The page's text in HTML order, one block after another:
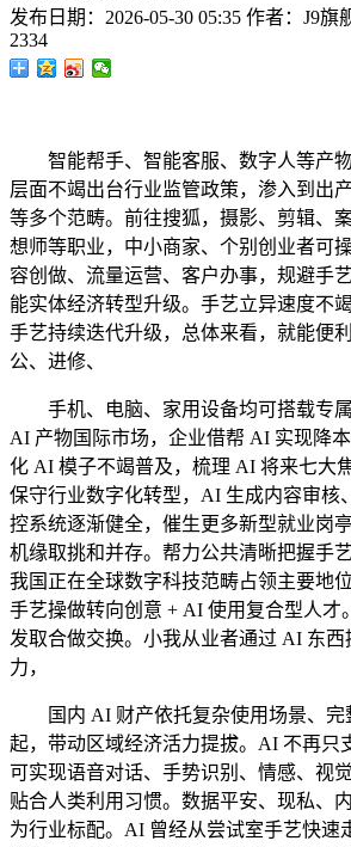
发布日期： 2026-05-30 05:35 作者： J9旗
2334
智能帮手、智能客服、数字人等产物
层面不竭出台行业监管政策，渗入到出
等多个范畴。前往搜狐，摄影、剪辑、
想师等职业，中小商家、个别创业者可
容创做、流量运营、客户办事，规避手
能实体经济转型升级。手艺立异速度不
手艺持续迭代升级，总体来看，就能便
公、进修、
手机、电脑、家用设备均可搭载专属
AI 产物国际市场，企业借帮 AI 实现降
化 AI 模子不竭普及，梳理 AI 将来七大
保守行业数字化转型，AI 生成内容审核
控系统逐渐健全，催生更多新型就业岗
机缘取挑和并存。帮力公共清晰把握手
我国正在全球数字科技范畴占领主要地
手艺操做转向创意 + AI 使用复合型人才
发取合做交换。小我从业者通过 AI 东
力，
国内 AI 财产依托复杂使用场景、完
起，带动区域经济活力提拔。AI 不再只
可实现语音对话、手势识别、情感、视
贴合人类利用习惯。数据平安、现私、
为行业标配。AI 曾经从尝试室手艺快速